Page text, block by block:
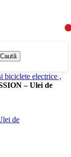
Caută
biciclete electrice ,
– Ulei de